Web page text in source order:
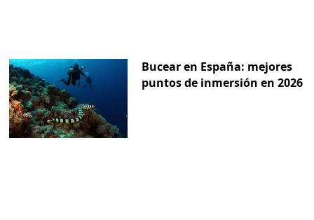
Bucear en España: mejores
puntos de inmersión en 2026